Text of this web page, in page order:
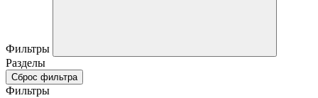
Фильтры
Разделы
Сброс фильтра
Фильтры